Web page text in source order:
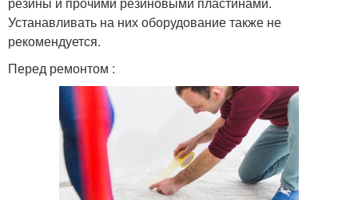
Устанавливать на них оборудование также не
рекомендуется.
Перед ремонтом :